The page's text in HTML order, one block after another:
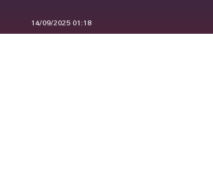
14/09/2025 01:18